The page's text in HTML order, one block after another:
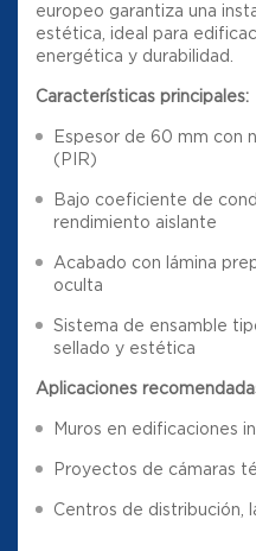
europeo garantiza una
estética, ideal para
energética y durabilidad.
Características principales:
Espesor de 60 mm con
(PIR)
Bajo coeficiente de
rendimiento aislante
Acabado con lámina
oculta
Sistema de ensamble
sellado y estética
Aplicaciones
Muros en edificaciones
Proyectos de cámaras
Centros de distribución,